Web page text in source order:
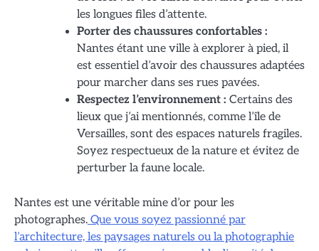
les longues files d’attente.
Porter des chaussures confortables :
Nantes étant une ville à explorer à pied, il
est essentiel d’avoir des chaussures adaptées
pour marcher dans ses rues pavées.
Respectez l’environnement : Certains des
lieux que j’ai mentionnés, comme l’île de
Versailles, sont des espaces naturels fragiles.
Soyez respectueux de la nature et évitez de
perturber la faune locale.
Nantes est une véritable mine d’or pour les
photographes. Que vous soyez passionné par
l’architecture, les paysages naturels ou la photographie